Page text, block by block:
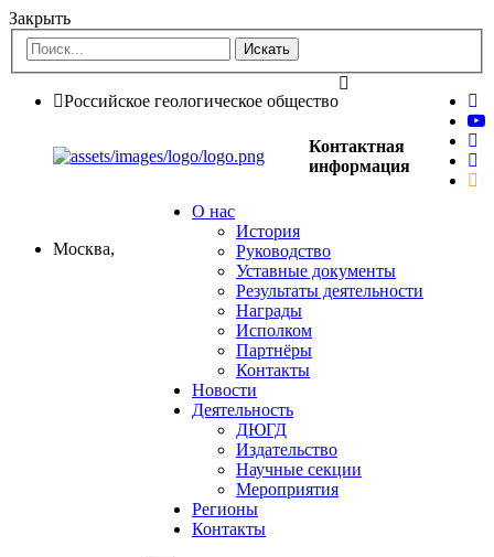
Закрыть
Российское геологическое общество
О нас
История
Руководство
Уставные документы
Результаты деятельности
Награды
Исполком
Партнёры
Контакты
Новости
Деятельность
ДЮГД
Издательство
Научные секции
Мероприятия
Регионы
Контакты
Контактная
информация
Москва,